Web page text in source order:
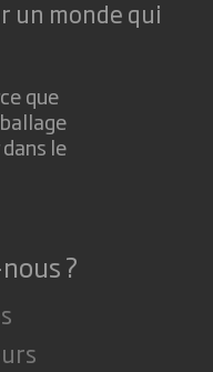
un monde qui
que
le
?